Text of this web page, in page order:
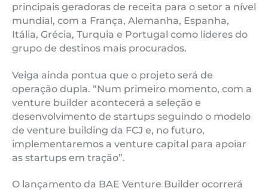
principais geradoras de receita para o setor a nível
mundial, com a França, Alemanha, Espanha,
Itália, Grécia, Turquia e Portugal como líderes do
grupo de destinos mais procurados.
Veiga ainda pontua que o projeto será de
operação dupla. “Num primeiro momento, com a
venture builder acontecerá a seleção e
desenvolvimento de startups seguindo o modelo
de venture building da FCJ e, no futuro,
implementaremos a venture capital para apoiar
as startups em tração”.
O lançamento da BAE Venture Builder ocorrerá